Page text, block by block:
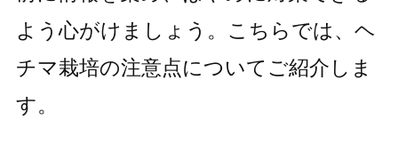
よう心がけましょう。こちらでは、ヘ
チマ栽培の注意点についてご紹介しま
す。